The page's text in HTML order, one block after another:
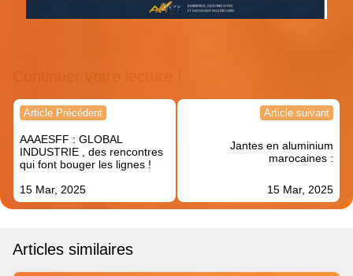
Navigation
l’article
Article Précédent
AAAESFF : GLOBAL
INDUSTRIE , des rencontres
qui font bouger les lignes !
15 Mar, 2025
Article suivant
Jantes en aluminium
marocaines :
15 Mar, 2025
Articles similaires